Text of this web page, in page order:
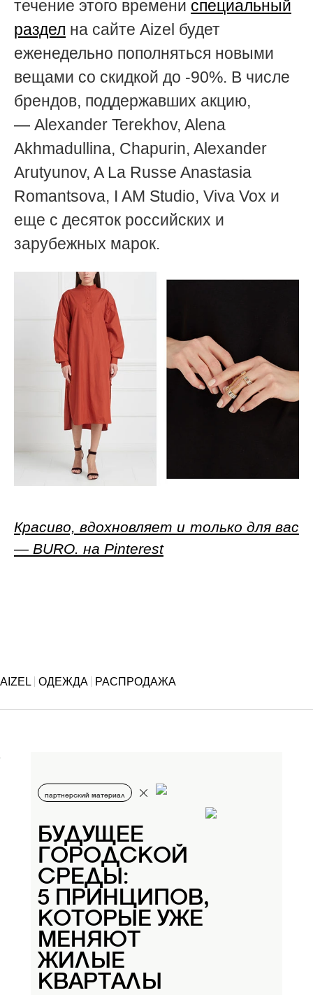
течение этого времени специальный
раздел на сайте Aizel будет
еженедельно пополняться новыми
вещами со скидкой до -90%. В числе
брендов, поддержавших акцию,
— Alexander Terekhov, Alena
Akhmadullina, Chapurin, Alexander
Arutyunov, A La Russe Anastasia
Romantsova, I AM Studio, Viva Vox и
еще с десяток российских и
зарубежных марок.
Красиво, вдохновляет и только для вас
— BURO. на Pinterest
AIZEL ОДЕЖДА РАСПРОДАЖА
партнерский материал
БУДУЩЕЕ
ГОРОДСКОЙ
СРЕДЫ:
5 ПРИНЦИПОВ,
КОТОРЫЕ УЖЕ
МЕНЯЮТ
ЖИЛЫЕ
КВАРТАЛЫ